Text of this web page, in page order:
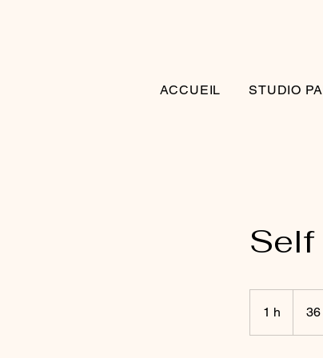
ACCUEIL STUDIO
Self
1 h 36